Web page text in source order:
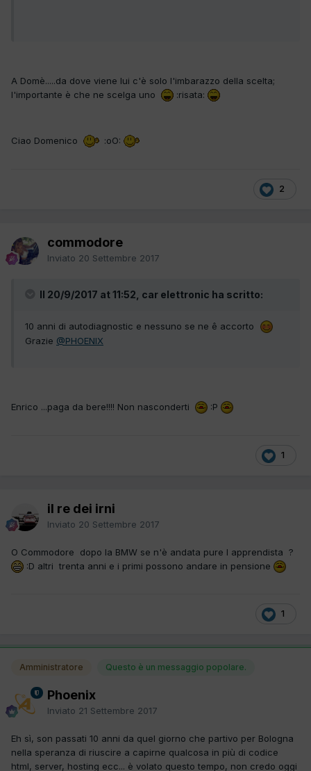
A Domè.....da dove viene lui c'è solo l'imbarazzo della scelta;
l'importante è che ne scelga uno
:risata:
Ciao Domenico :oO:
2
commodore
Inviato 20 Settembre 2017
Il 20/9/2017 at 11:52, car elettronic ha scritto:
10 anni di autodiagnostic e nessuno se ne ê accorto
Grazie @PHOENIX
Enrico ...paga da bere!!!! Non nasconderti :P
1
il re dei irni
Inviato 20 Settembre 2017
O Commodore dopo la BMW se n'è andata pure l apprendista ?
:D altri trenta anni e i primi possono andare in pensione
1
Amministratore Questo è un messaggio popolare.
Phoenix
Inviato 21 Settembre 2017
Eh sì, son passati 10 anni da quel giorno che partivo per Bologna
nella speranza di riuscire a capirne qualcosa in più di codice
html, server, hosting ecc... è volato questo tempo, non credo oggi